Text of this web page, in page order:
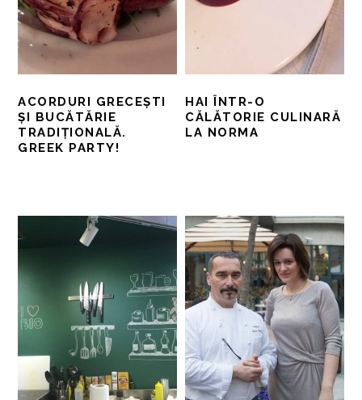
ACORDURI GRECEȘTI
ȘI BUCĂTĂRIE
TRADIȚIONALĂ.
GREEK PARTY!
HAI ÎNTR-O
CĂLĂTORIE CULINARĂ
LA NORMA